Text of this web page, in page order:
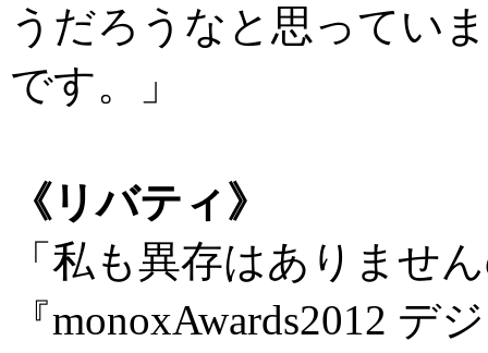
うだろうなと思ってい
です。」
《リバティ》
「私も異存はありませ
『monoxAwards2012 デ